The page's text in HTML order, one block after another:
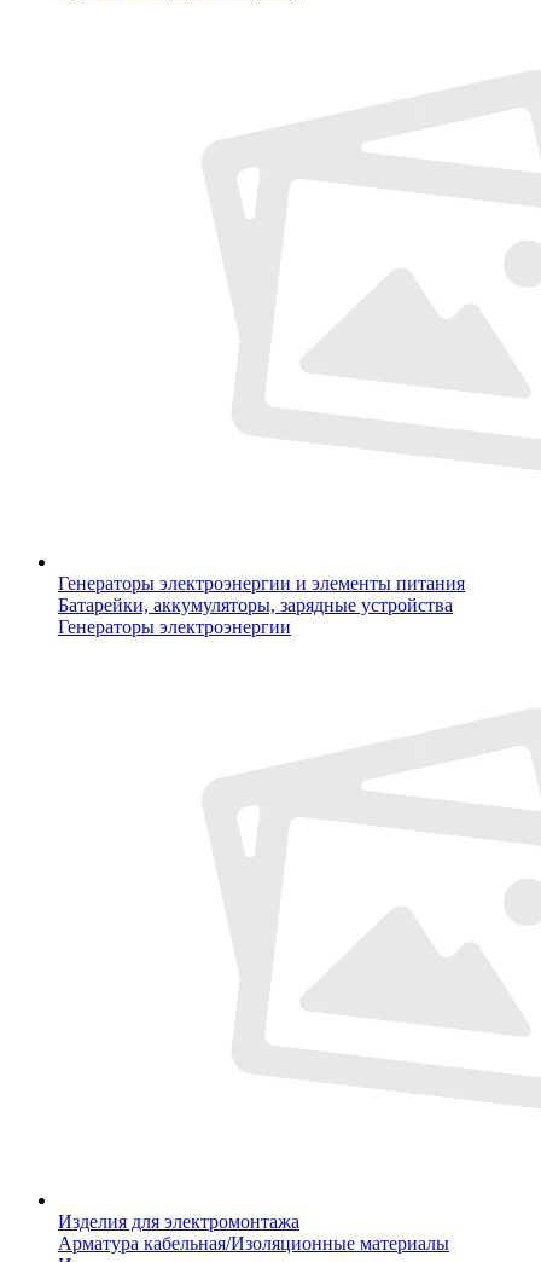
Генераторы электроэнергии и элементы питания
Батарейки, аккумуляторы, зарядные устройства
Генераторы электроэнергии
Изделия для электромонтажа
Арматура кабельная/Изоляционные материалы